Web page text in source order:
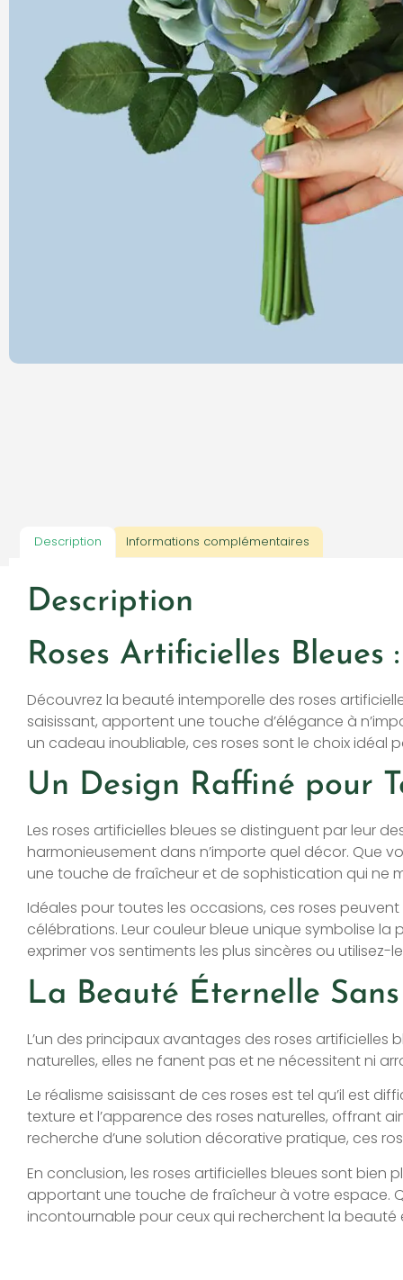
Description Informations complémentaires
Description
Roses Artificielles Bleues
Découvrez la beauté intemporelle des roses
saisissant, apportent une touche d’élégance à
un cadeau inoubliable, ces roses sont le choix idéal
Un Design Raffiné pour
Les roses artificielles bleues se distinguent par leur
harmonieusement dans n’importe quel décor. Que
une touche de fraîcheur et de sophistication qui ne
Idéales pour toutes les occasions, ces roses
célébrations. Leur couleur bleue unique symbolise
exprimer vos sentiments les plus sincères ou
La Beauté Éternelle
L’un des principaux avantages des roses
naturelles, elles ne fanent pas et ne nécessitent ni
Le réalisme saisissant de ces roses est tel qu’il est
texture et l’apparence des roses naturelles, offrant
recherche d’une solution décorative pratique, ces
En conclusion, les roses artificielles bleues sont bien
apportant une touche de fraîcheur à votre espace.
incontournable pour ceux qui recherchent la beauté